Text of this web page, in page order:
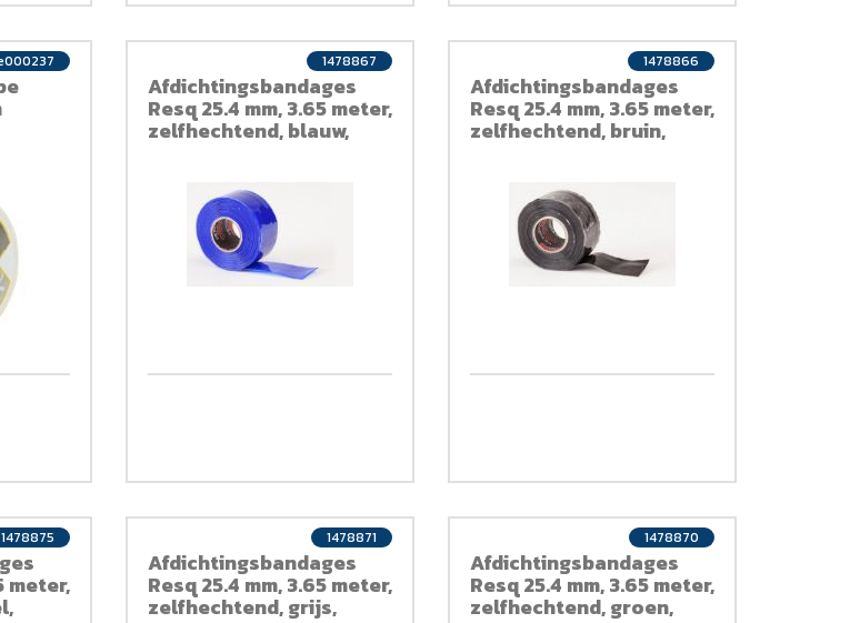
Afdichtingsbandages
Resq 25.4 mm, 3.65 meter,
zelfhechtend, blauw,
1478867
Afdichtingsbandages
Resq 25.4 mm, 3.65 meter,
zelfhechtend, bruin,
1478866
meter,
1478875
Afdichtingsbandages
Resq 25.4 mm, 3.65 meter,
zelfhechtend, grijs,
1478871
Afdichtingsbandages
Resq 25.4 mm, 3.65 meter,
zelfhechtend, groen,
1478870